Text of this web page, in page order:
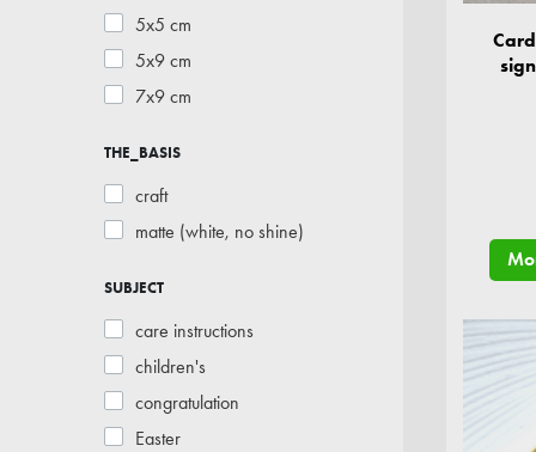
5x5 cm
5x9 cm
7x9 cm
THE_BASIS
craft
matte (white, no shine)
SUBJECT
care instructions
children's
congratulation
Easter